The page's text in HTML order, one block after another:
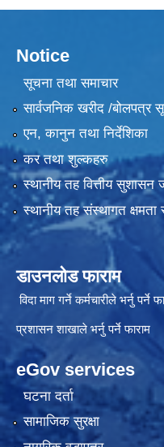
Notice
सूचना तथा समाचार
सार्वजनिक खरीद /बोलपत्र
एन, कानुन तथा निर्देशिका
कर तथा शुल्कहरु
स्थानीय तह वित्तीय
स्थानीय तह संस्थागत
डाउनलोड फाराम
विदा माग गर्ने कर्मचारीले भर्नु पर्ने
प्रशासन शाखाले भर्नु पर्ने फाराम
eGov services
घटना दर्ता
सामाजिक सुरक्षा